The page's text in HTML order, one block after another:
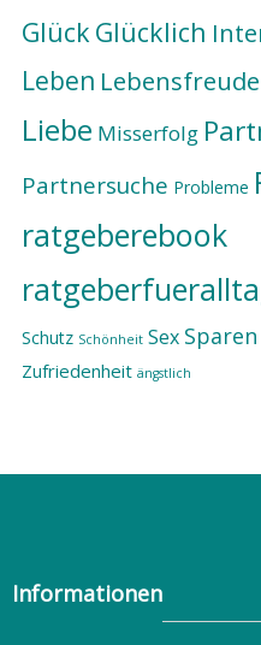
Glück Glücklich
Leben Lebensfreude
Liebe Misserfolg
Partnersuche Probleme
ratgeberebook
Schutz Schönheit Sex Sparen
Zufriedenheit ängstlich
Informationen